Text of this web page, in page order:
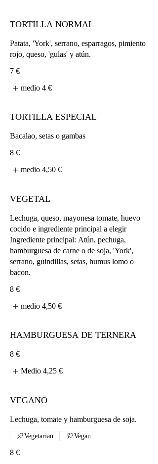
TORTILLA NORMAL
Patata, 'York', serrano, esparragos, pimiento
rojo, queso, 'gulas' y atún.
7 €
medio 4 €
TORTILLA ESPECIAL
Bacalao, setas o gambas
8 €
medio 4,50 €
VEGETAL
Lechuga, queso, mayonesa tomate, huevo
cocido e ingrediente principal a elegir
Ingrediente principal: Atún, pechuga,
hamburguesa de carne o de soja, 'York',
serrano, guindillas, setas, humus lomo o
bacon.
8 €
medio 4,50 €
HAMBURGUESA DE TERNERA
8 €
Medio 4,25 €
VEGANO
Lechuga, tomate y hamburguesa de soja.
8 €
Vegetarian Vegan